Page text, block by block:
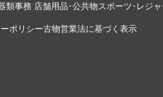
類事務 店舗用品･公共物スポーツ･レジ
ポリシー古物営業法に基づく表示